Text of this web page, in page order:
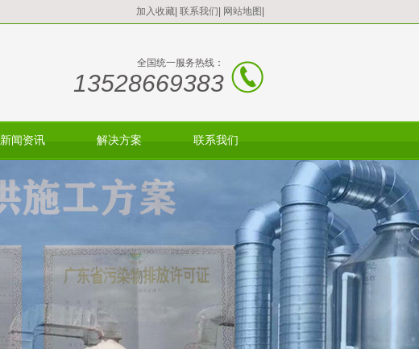
加入收藏 联系我们 网站地图
全国统一服务热线：
13528669383
新闻资讯 解决方案 联系我们